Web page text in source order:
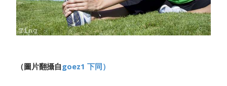
（圖片翻攝自goez1 下同）